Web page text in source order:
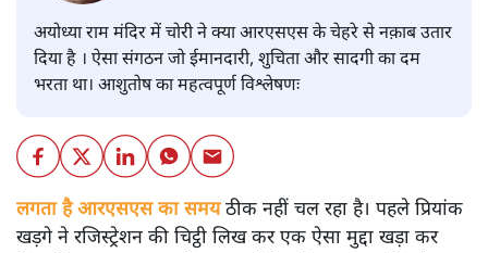
अयोध्या राम मंदिर में चोरी ने क्या आरएसएस के चेहरे से नक़ाब उतार
दिया है । ऐसा संगठन जो ईमानदारी, शुचिता और सादगी का दम
भरता था। आशुतोष का महत्वपूर्ण विश्लेषणः
लगता है आरएसएस का समयठीक नहीं चल रहा है। पहले प्रियांक
खड़गे ने रजिस्ट्रेशन की चिट्ठी लिख कर एक ऐसा मुद्दा खड़ा कर